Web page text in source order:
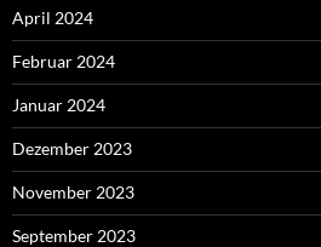
April 2024
Februar 2024
Januar 2024
Dezember 2023
November 2023
September 2023